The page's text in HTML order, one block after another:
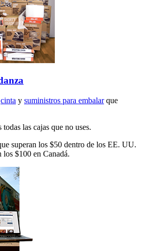
cinta y suministros para embalarque
las cajas que no uses.
superan los $50 dentro de los EE. UU.
los $100 en Canadá.